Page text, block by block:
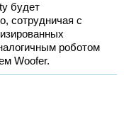
будет
сотрудничая с
роботом
Woofer.